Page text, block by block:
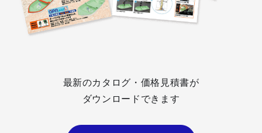
最新のカタログ・価格見積書が
ダウンロードできます